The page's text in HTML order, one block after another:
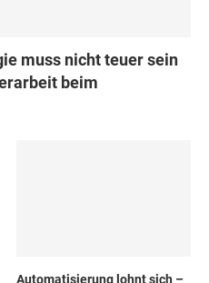
muss nicht teuer sein
beim
Automatisierung lohnt sich –